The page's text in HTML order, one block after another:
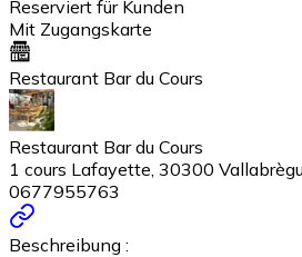
Reserviert für Kunden
Mit Zugangskarte
Restaurant Bar du Cours
Restaurant Bar du Cours
1 cours Lafayette, 30300
0677955763
Beschreibung :